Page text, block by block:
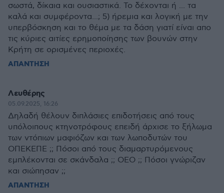
σωστά, δίκαια και ουσιαστικά. Το δέχονται ή ... τα
καλά και συμφέροντα...; 5) ήρεμια και λογική με την
υπερβόσκηση και το θέμα με τα δάση γιατί είναι απο
τις κύριες αιτίες ερημοποίησης των βουνών στην
Κρήτη σε ορισμένες περιοχές.
ΑΠΑΝΤΗΣΗ
Λευθέρης
05.09.2025, 16:26
Δηλαδή θέλουν διπλάσιες επιδοτήσεις από τους
υπόλοιπους κτηνοτρόφους επειδή άρχισε το ξήλωμα
των ντόπιων μαφιόζων και των λωποδυτών του
ΟΠΕΚΕΠΕ ;; Πόσοι από τους διαμαρτυρόμενους
εμπλέκονται σε σκάνδαλα ;; ΟΕΟ ;; Πόσοι γνώριζαν
και σιώπησαν ;;
ΑΠΑΝΤΗΣΗ